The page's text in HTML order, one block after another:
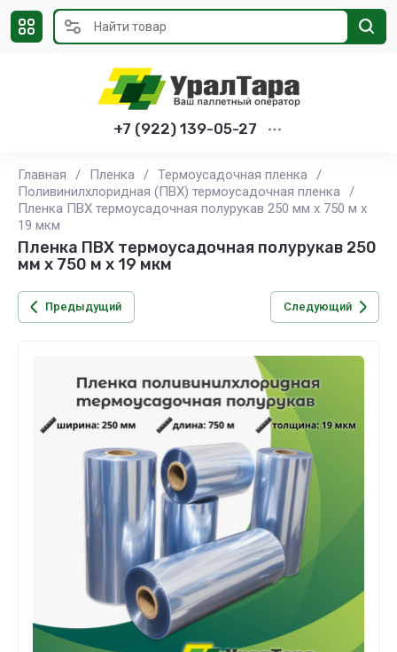
+7 (922) 139-05-27
Главная / Пленка / Термоусадочная пленка /
Поливинилхлоридная (ПВХ) термоусадочная пленка /
Пленка ПВХ термоусадочная полурукав 250 мм x 750 м x
19 мкм
Пленка ПВХ термоусадочная полурукав 250
мм x 750 м x 19 мкм
Предыдущий Следующий